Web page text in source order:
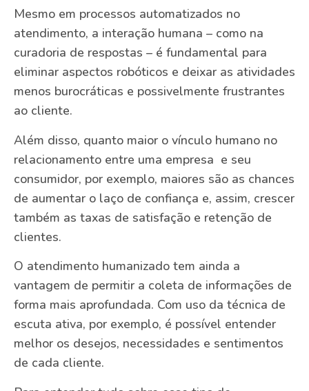
Mesmo em processos automatizados no
atendimento, a interação humana – como na
curadoria de respostas – é fundamental para
eliminar aspectos robóticos e deixar as atividades
menos burocráticas e possivelmente frustrantes
ao cliente.
Além disso, quanto maior o vínculo humano no
relacionamento entre uma empresa e seu
consumidor, por exemplo, maiores são as chances
de aumentar o laço de confiança e, assim, crescer
também as taxas de satisfação e retenção de
clientes.
O atendimento humanizado tem ainda a
vantagem de permitir a coleta de informações de
forma mais aprofundada. Com uso da técnica de
escuta ativa, por exemplo, é possível entender
melhor os desejos, necessidades e sentimentos
de cada cliente.